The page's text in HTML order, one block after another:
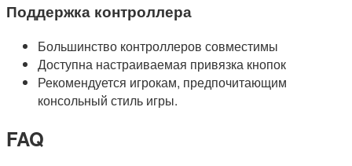
Поддержка контроллера
Большинство контроллеров совместимы
Доступна настраиваемая привязка кнопок
Рекомендуется игрокам, предпочитающим
консольный стиль игры.
FAQ